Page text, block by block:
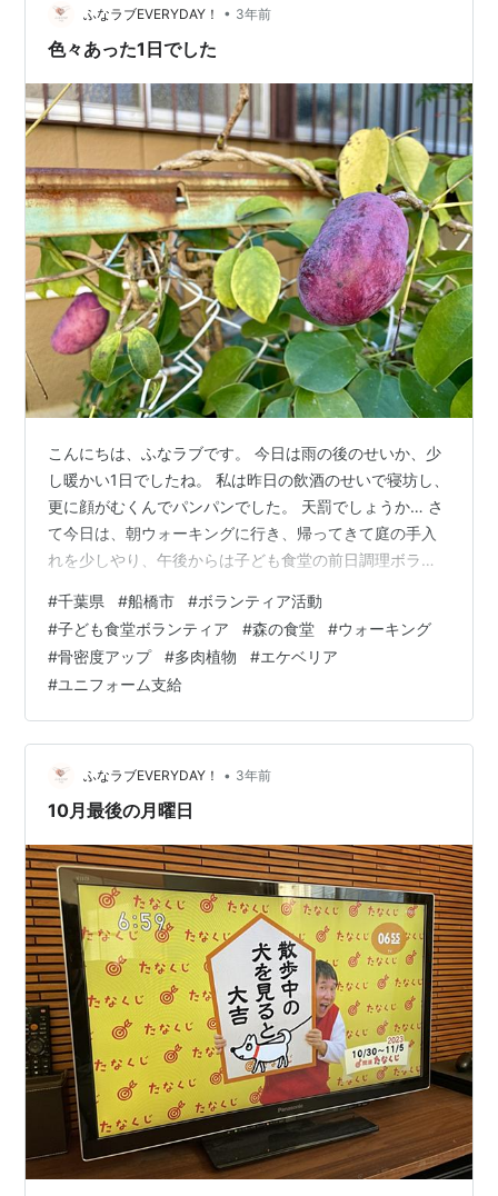
お天気～！ 少し遠回りして、中学校…
ふなラブEVERYDAY！ • 3年前
色々あった1日でした
こんにちは、ふなラブです。 今日は雨の後のせいか、少
し暖かい1日でしたね。 私は昨日の飲酒のせいで寝坊し、
更に顔がむくんでパンパンでした。 天罰でしょうか… さ
て今日は、朝ウォーキングに行き、帰ってきて庭の手入
れを少しやり、午後からは子ども食堂の前日調理ボラン
風が強かったので、帽子を被らず出発。今日は「畑と住
宅街コース」を歩いてきました。 民家の…多分ムベか
な？秋らしい果物です MyFunaでもお世話になっている
「ななちゃんのいちご畑」さん 現在はハウス前で自家栽
培の野菜や果物を全品100円にて販売中です。みかんもあ
ったよ！ ななちゃんのいち…
#千葉県 #船橋市 #ボランティア活動
#子ども食堂ボランティア #森の食堂 #ウォーキング
#骨密度アップ #多肉植物 #エケベリア
#ユニフォーム支給
ふなラブEVERYDAY！ • 3年前
10月最後の月曜日